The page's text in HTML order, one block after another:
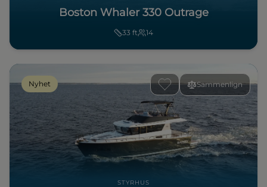
Boston Whaler 330 Outrage
33 ft 14
Sammenlign
Nyhet
STYRHUS